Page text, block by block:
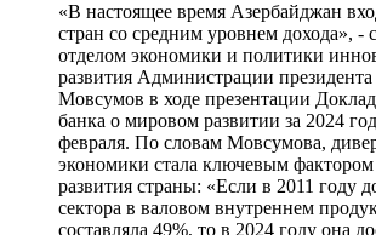
«В настоящее время Азербайджан
стран со средним уровнем дохода», -
отделом экономики и политики
развития Администрации
Мовсумов в ходе презентации
банка о мировом развитии за 2024
февраля. По словам Мовсумова,
экономики стала ключевым фактором
развития страны: «Если в 2011 году
сектора в валовом внутреннем
составляла 49%, то в 2024 году она